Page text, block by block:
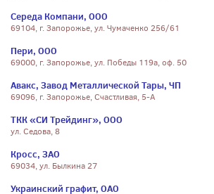
Середа Компани, ООО
69104, г. Запорожье, ул. Чумаченко 256/61
Пери, ООО
69000, г. Запорожье, ул. Победы 119а, оф. 50
Авакс, Завод Металлической Тары, ЧП
69096, г. Запорожье, Счастливая, 5-А
ТКК «СИ Трейдинг», ООО
ул. Седова, 8
Кросс, ЗАО
69034, ул. Былкина 27
Украинский графит, ОАО